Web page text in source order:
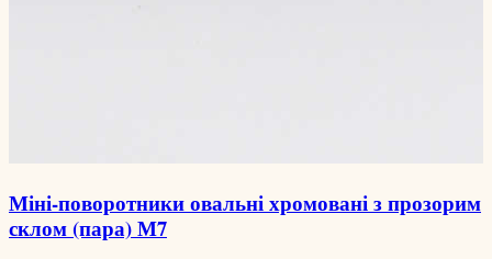
Міні-поворотники овальні хромовані з прозорим
склом (пара) М7